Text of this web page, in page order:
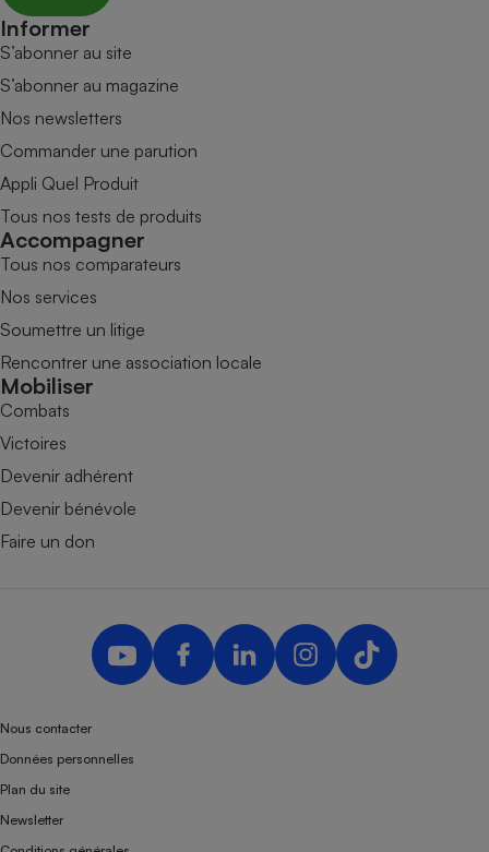
Informer
S’abonner au site
S’abonner au magazine
Nos newsletters
Commander une parution
Appli Quel Produit
Tous nos tests de produits
Accompagner
Tous nos comparateurs
Nos services
Soumettre un litige
Rencontrer une association locale
Mobiliser
Combats
Victoires
Devenir adhérent
Devenir bénévole
Faire un don
Nous contacter
Données personnelles
Plan du site
Newsletter